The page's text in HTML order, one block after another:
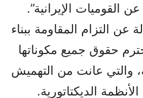
القوميات الإيرانية”.
عن التزام المقاومة ببناء
حقوق جميع مكوناتها
والتي عانت من التهميش
الديكتاتورية.